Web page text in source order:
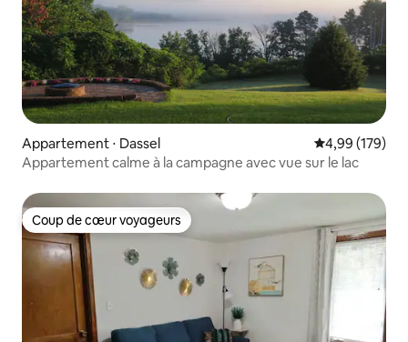
Appartement ⋅ Dassel Évaluation
4,99 (179)
Appartement calme à la campagne avec vue sur le lac
Coup de cœur voyageurs
Coup de cœur voyageurs